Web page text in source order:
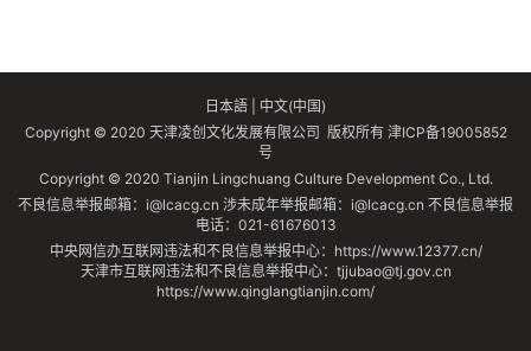
日本語
中文(中国)
Copyright © 2020 天津凌创文化发展有限公司 版权所有 津ICP备19005852
号
Copyright © 2020 Tianjin Lingchuang Culture Development Co., Ltd.
不良信息举报邮箱：i@lcacg.cn 涉未成年举报邮箱：i@lcacg.cn 不良信息举报
电话：021-61676013
中央网信办互联网违法和不良信息举报中心：https://www.12377.cn/
天津市互联网违法和不良信息举报中心：tjjubao@tj.gov.cn
https://www.qinglangtianjin.com/